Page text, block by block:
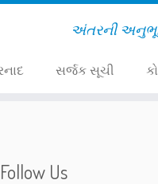
અંતરની
સર્જક સૂચી
Follow Us